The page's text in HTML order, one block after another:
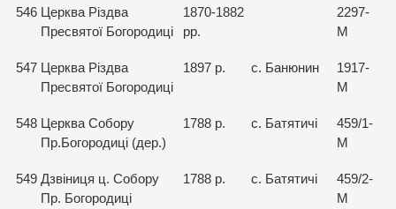
546 Церква Різдва
Пресвятої Богородиці
1870-1882
рр.
2297-
М
547 Церква Різдва
Пресвятої Богородиці
1897 р. с. Банюнин
1917-
М
548 Церква Собору
Пр.Богородиці (дер.)
1788 р. с. Батятичі
459/1-
М
549 Дзвіниця ц. Собору
Пр. Богородиці
1788 р. с. Батятичі
459/2-
М